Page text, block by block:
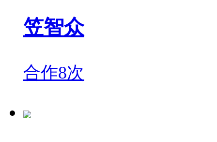
笠智众
合作8次